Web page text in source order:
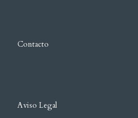
Contacto
Aviso Legal